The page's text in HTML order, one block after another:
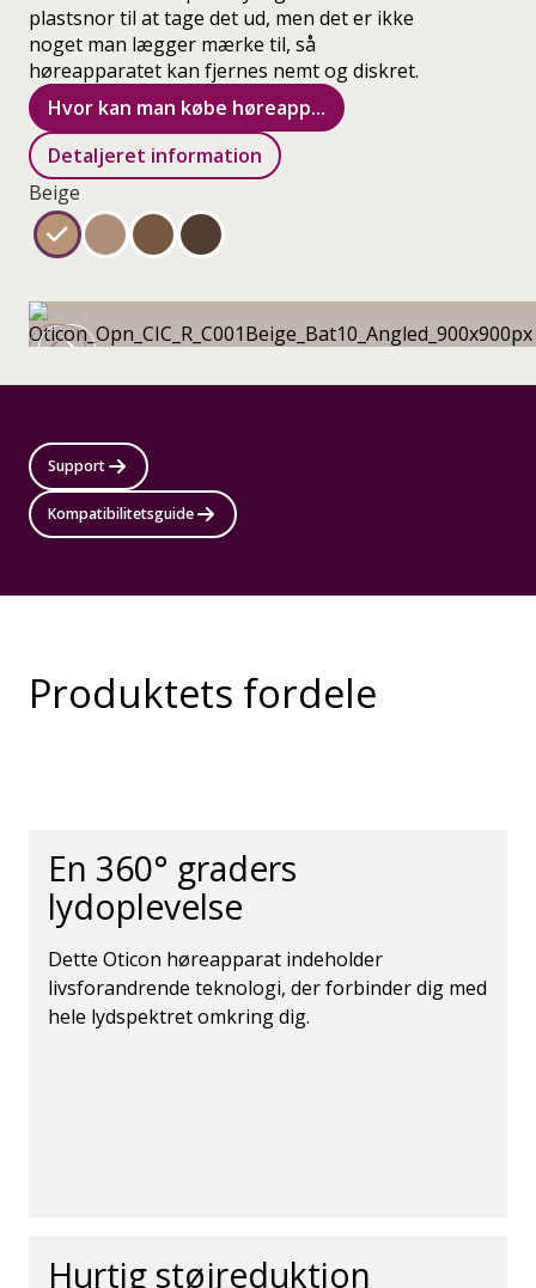
plastsnor til at tage det ud, men det er ikke
noget man lægger mærke til, så
høreapparatet kan fjernes nemt og diskret.
Hvor kan man købe høreapp...
Detaljeret information
Beige
Support
Kompatibilitetsguide
Produktets fordele
En 360° graders
lydoplevelse
Dette Oticon høreapparat indeholder
livsforandrende teknologi, der forbinder dig med
hele lydspektret omkring dig.
Hurtig støjreduktion